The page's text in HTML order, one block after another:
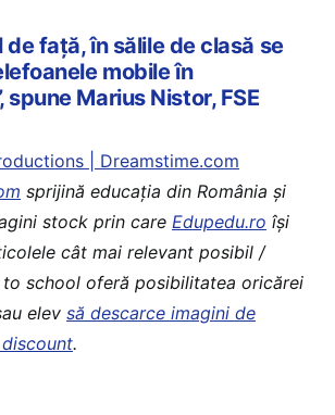
de faţă, în sălile de clasă se
mobile în
spune Marius Nistor, FSE
| Dreamstime.com
sprijină educaţia din România şi
stock prin care Edupedu.ro îşi
cât mai relevant posibil /
to school oferă posibilitatea oricărei
elev să descarce imagini de
.